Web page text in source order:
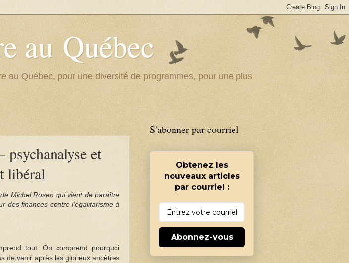
au Québec
au Québec, pour une diversité de programmes, pour une plus
et
libéral
Michel Rosen qui vient de paraître
des finances contre l’égalitarisme à
tout. On comprend pourquoi
de venir après les glorieux ancêtres
S'abonner par courriel
Obtenez les
nouveaux articles
par courriel :
Abonnez-vous